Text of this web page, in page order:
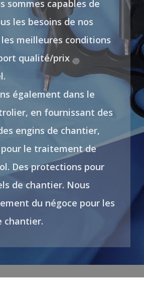
sommes capables de
les besoins de nos
meilleures conditions
qualité/prix
également dans le
en fournissant des
engins de chantier,
le traitement de
Des protections pour
de chantier. Nous
du négoce pour les
chantier.